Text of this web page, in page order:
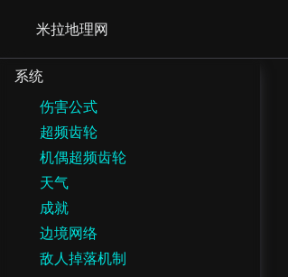
米拉地理网
系统
伤害公式
超频齿轮
机偶超频齿轮
天气
成就
边境网络
敌人掉落机制